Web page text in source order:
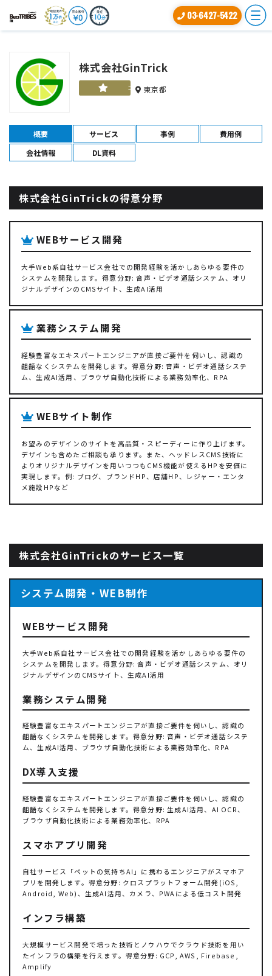
03-6427-5422
株式会社GinTrick
ゴールド東京都
概要 サービス 事例
費用例
会社情報
DL資料
株式会社GinTrickの得意分野
WEBサービス開発
大手Web系自社サービス会社での開発経験を活かしあらゆる要件の
システムを開発します。得意分野: 音声・ビデオ通話システム、オリ
ジナルデザインのCMSサイト、生成AI活用
業務システム開発
経験豊富なエキスパートエンジニアが直接ご要件を伺いし、認識の
齟齬なくシステムを開発します。得意分野: 音声・ビデオ通話システ
ム、生成AI活用、ブラウザ自動化技術による業務効率化、RPA
WEBサイト制作
お望みのデザインのサイトを高品質・スピーディーに作り上げます。
デザインも含めたご相談も承ります。また、ヘッドレスCMS技術に
よりオリジナルデザインを用いつつもCMS機能が使えるHPを安価に
実現します。例: ブログ、ブランドHP、店舗HP、レジャー・エンタ
メ施設HPなど
株式会社GinTrickのサービス一覧
システム開発・WEB制作
WEBサービス開発
大手Web系自社サービス会社での開発経験を活かしあらゆる要件の
システムを開発します。得意分野: 音声・ビデオ通話システム、オリ
ジナルデザインのCMSサイト、生成AI活用
業務システム開発
経験豊富なエキスパートエンジニアが直接ご要件を伺いし、認識の
齟齬なくシステムを開発します。得意分野: 音声・ビデオ通話システ
ム、生成AI活用、ブラウザ自動化技術による業務効率化、RPA
DX導入支援
経験豊富なエキスパートエンジニアが直接ご要件を伺いし、認識の
齟齬なくシステムを開発します。得意分野: 生成AI活用、AI OCR、
ブラウザ自動化技術による業務効率化、RPA
スマホアプリ開発
自社サービス「ペットの気持ちAI」に携わるエンジニアがスマホア
プリを開発します。得意分野: クロスプラットフォーム開発(iOS,
Android, Web)、生成AI活用、カメラ、PWAによる低コスト開発
インフラ構築
大規模サービス開発で培った技術とノウハウでクラウド技術を用い
たインフラの構築を行えます。得意分野: GCP, AWS, Firebase,
Amplify